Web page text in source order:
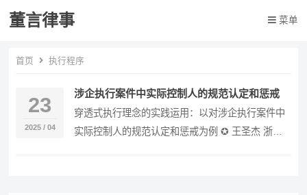
董言律事 菜单
首页 执行程序
23
2025 / 04
涉企执行案件中实际控制人的规范认定和惩戒
穿透式执行理念的实践运用：以对涉企执行案件中
实际控制人的规范认定和惩戒为例 ✪ 王圣杰 浙江